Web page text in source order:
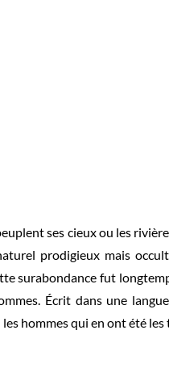
ses cieux ou les
prodigieux mais
surabondance fut
Écrit dans une
hommes qui en ont été